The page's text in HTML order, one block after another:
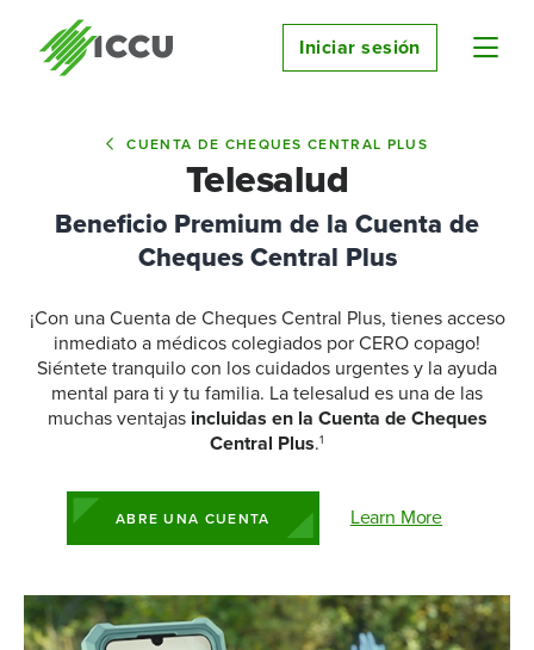
Iniciar sesión
CUENTA DE CHEQUES CENTRAL PLUS
Telesalud
Beneficio Premium de la Cuenta de
Cheques Central Plus
¡Con una Cuenta de Cheques Central Plus, tienes acceso
inmediato a médicos colegiados por CERO copago!
Siéntete tranquilo con los cuidados urgentes y la ayuda
mental para ti y tu familia. La telesalud es una de las
muchas ventajas incluidas en la Cuenta de Cheques
Central Plus.1
ABRE UNA CUENTA Learn More